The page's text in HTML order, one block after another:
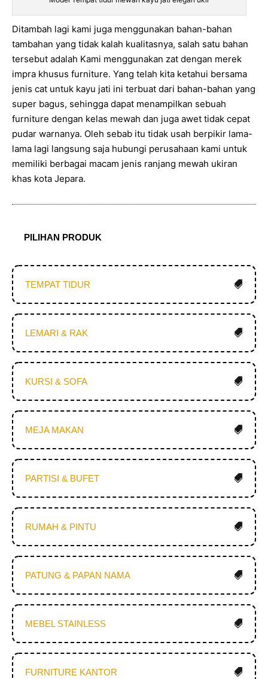
Ditambah lagi kami juga menggunakan bahan-bahan
tambahan yang tidak kalah kualitasnya, salah satu bahan
tersebut adalah Kami menggunakan zat dengan merek
impra khusus furniture. Yang telah kita ketahui bersama
jenis cat untuk kayu jati ini terbuat dari bahan-bahan yang
super bagus, sehingga dapat menampilkan sebuah
furniture dengan kelas mewah dan juga awet tidak cepat
pudar warnanya. Oleh sebab itu tidak usah berpikir lama-
lama lagi langsung saja hubungi perusahaan kami untuk
memiliki berbagai macam jenis ranjang mewah ukiran
khas kota Jepara.
PILIHAN PRODUK
TEMPAT TIDUR
LEMARI & RAK
KURSI & SOFA
MEJA MAKAN
PARTISI & BUFET
RUMAH & PINTU
PATUNG & PAPAN NAMA
MEBEL STAINLESS
FURNITURE KANTOR